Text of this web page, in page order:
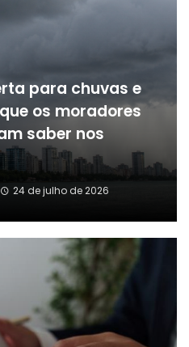
para chuvas e
os moradores
saber nos
24 de julho de 2026